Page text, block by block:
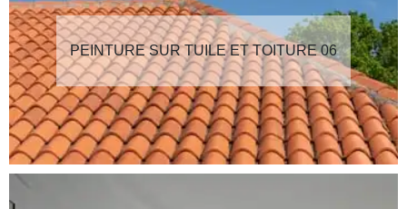
PEINTURE SUR TUILE ET TOITURE 06